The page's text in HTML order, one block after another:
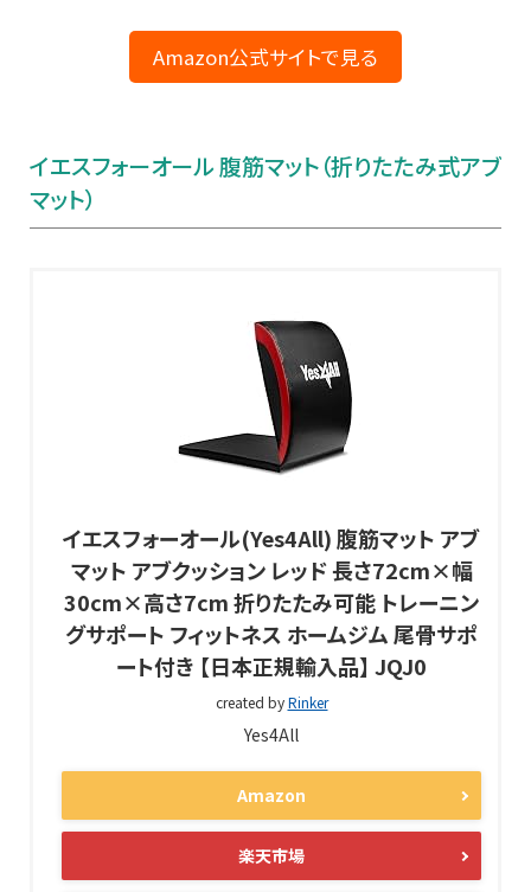
Amazon公式サイトで見る
イエスフォーオール 腹筋マット（折りたたみ式アブ
マット）
イエスフォーオール(Yes4All) 腹筋マット アブ
マット アブクッション レッド 長さ72cm×幅
30cm×高さ7cm 折りたたみ可能 トレーニン
グサポート フィットネス ホームジム 尾骨サポ
ート付き 【日本正規輸入品】 JQJ0
created byRinker
Yes4All
Amazon
楽天市場